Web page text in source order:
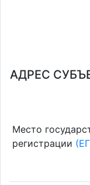
АДРЕС
Место
регистрации